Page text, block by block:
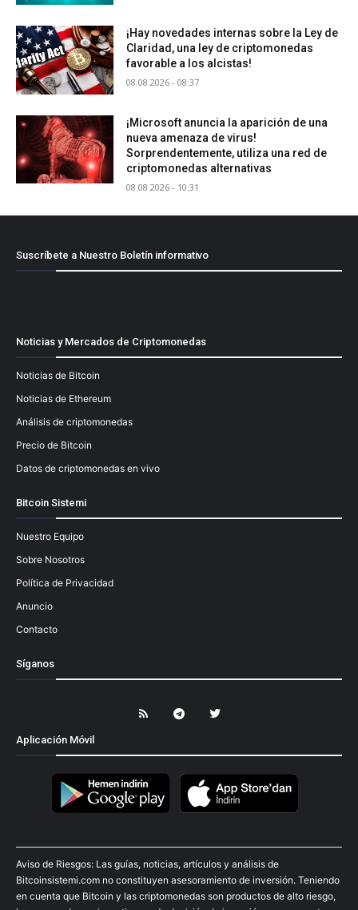
¡Hay novedades internas sobre la Ley de
Claridad, una ley de criptomonedas
favorable a los alcistas!
08.08.2026 - 08:37
¡Microsoft anuncia la aparición de una
nueva amenaza de virus!
Sorprendentemente, utiliza una red de
criptomonedas alternativas
08.08.2026 - 10:31
Suscríbete a Nuestro Boletín informativo
Noticias y Mercados de Criptomonedas
Noticias de Bitcoin
Noticias de Ethereum
Análisis de criptomonedas
Precio de Bitcoin
Datos de criptomonedas en vivo
Bitcoin Sistemi
Nuestro Equipo
Sobre Nosotros
Política de Privacidad
Anuncio
Contacto
Síganos
Aplicación Móvil
Aviso de Riesgos: Las guías, noticias, artículos y análisis de
Bitcoinsistemi.com no constituyen asesoramiento de inversión. Teniendo
en cuenta que Bitcoin y las criptomonedas son productos de alto riesgo,